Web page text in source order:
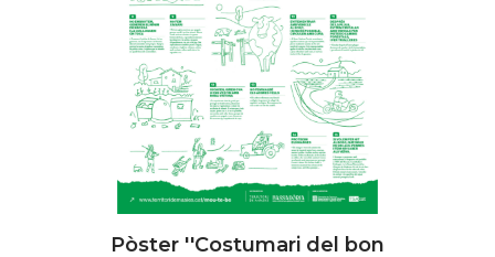
Pòster ''Costumari del bon